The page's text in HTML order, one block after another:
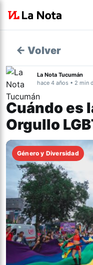
← Volver
La Nota Tucumán
hace 4 años • 2 min
Cuándo es
Orgullo
Género y Diversidad